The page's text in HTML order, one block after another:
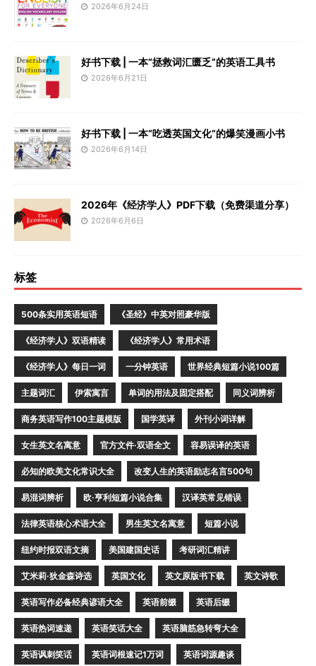
2026年6月24日
好书下载 | 一本“拯救词汇匮乏”的英语工具书
2026年6月21日
好书下载 | 一本“吃透英国文化”的爆笑漫画小书
2026年6月14日
2026年《经济学人》PDF下载（免费渠道分享）
2026年6月6日
标签
500条实用英语短语 《圣经》中英对照豪华版
《经济学人》双语精读 《经济学人》常用术语
《经济学人》每日一词 一分钟英语 世界经典短篇小说100篇
主题词汇 伊索寓言 单词的用法及固定搭配 同义词辨析
商务英语写作100主题模版 国学英译 外刊小词详解
女生英文名寓意 官方文件·双语全文 容易误译的英语
必知的欧美文化常识大全 改变人生的英语励志名言500句
易混词辨析 欧·亨利短篇小说合集 汉译英常见错误
法律英语核心术语大全 男生英文名寓意 短篇小说
纽约时报双语文摘 美国建国史话 考研词汇精讲
艾米莉·狄金森诗选 英国文化 英文原版书下载 英文诗歌
英语写作必备经典谚语大全 英语前缀 英语后缀
英语热词速递 英语笑话大全 英语脑筋急转弯大全
英语讽刺笑话 英语词根速记1万词 英语词源趣谈